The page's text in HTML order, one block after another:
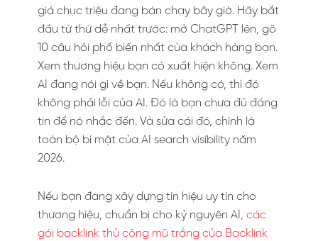
giá chục triệu đang bán chạy bây giờ. Hãy bắt
đầu từ thứ dễ nhất trước: mở ChatGPT lên, gõ
10 câu hỏi phổ biến nhất của khách hàng bạn.
Xem thương hiệu bạn có xuất hiện không. Xem
AI đang nói gì về bạn. Nếu không có, thì đó
không phải lỗi của AI. Đó là bạn chưa đủ đáng
tin để nó nhắc đến. Và sửa cái đó, chính là
toàn bộ bí mật của AI search visibility năm
2026.
Nếu bạn đang xây dựng tín hiệu uy tín cho
thương hiệu, chuẩn bị cho kỷ nguyên AI, các
gói backlink thủ công mũ trắng của Backlink